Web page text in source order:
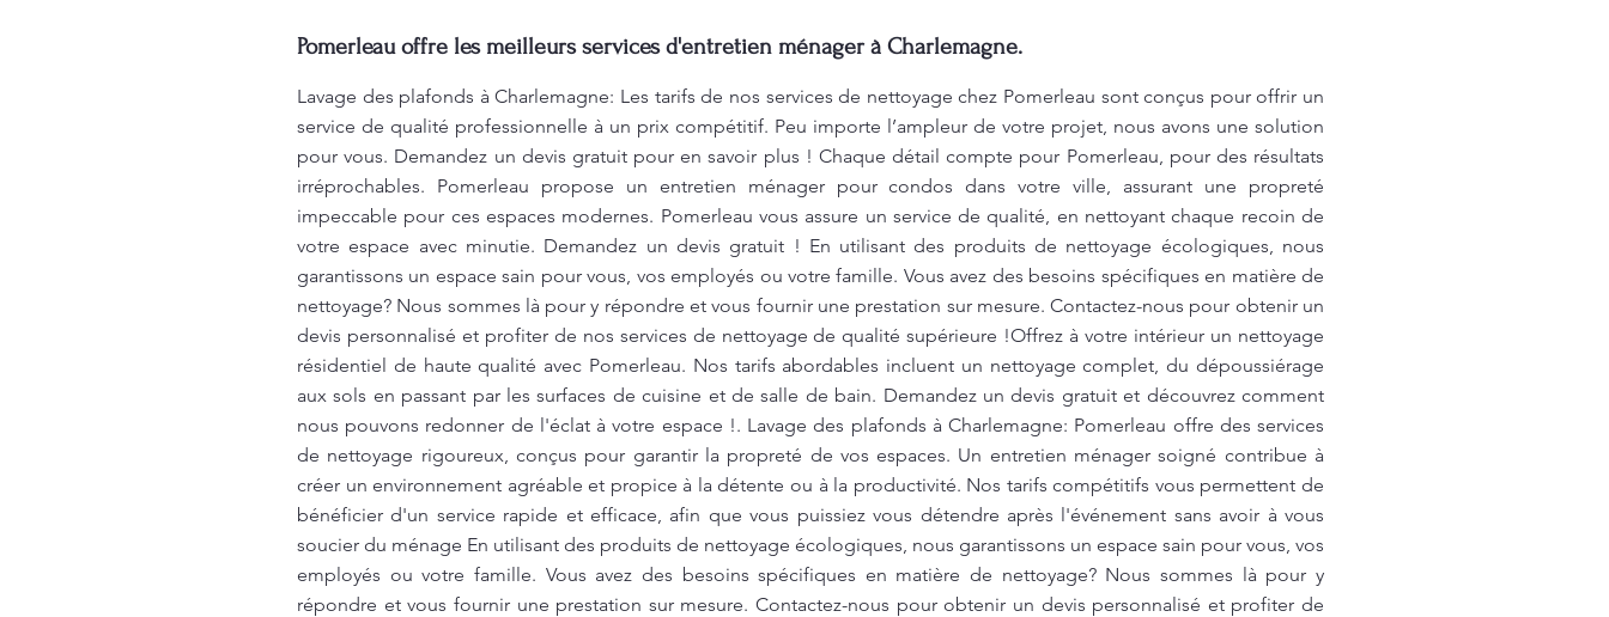
Pomerleau offre les meilleurs services d'entretien ménager à Charlemagne.
Lavage des plafonds à Charlemagne: Les tarifs de nos services de nettoyage chez Pomerleau sont conçus pour offrir un
service de qualité professionnelle à un prix compétitif. Peu importe l’ampleur de votre projet, nous avons une solution
pour vous. Demandez un devis gratuit pour en savoir plus ! Chaque détail compte pour Pomerleau, pour des résultats
irréprochables. Pomerleau propose un entretien ménager pour condos dans votre ville, assurant une propreté
impeccable pour ces espaces modernes. Pomerleau vous assure un service de qualité, en nettoyant chaque recoin de
votre espace avec minutie. Demandez un devis gratuit ! En utilisant des produits de nettoyage écologiques, nous
garantissons un espace sain pour vous, vos employés ou votre famille. Vous avez des besoins spécifiques en matière de
nettoyage? Nous sommes là pour y répondre et vous fournir une prestation sur mesure. Contactez-nous pour obtenir un
devis personnalisé et profiter de nos services de nettoyage de qualité supérieure !Offrez à votre intérieur un nettoyage
résidentiel de haute qualité avec Pomerleau. Nos tarifs abordables incluent un nettoyage complet, du dépoussiérage
aux sols en passant par les surfaces de cuisine et de salle de bain. Demandez un devis gratuit et découvrez comment
nous pouvons redonner de l'éclat à votre espace !. Lavage des plafonds à Charlemagne: Pomerleau offre des services
de nettoyage rigoureux, conçus pour garantir la propreté de vos espaces. Un entretien ménager soigné contribue à
créer un environnement agréable et propice à la détente ou à la productivité. Nos tarifs compétitifs vous permettent de
bénéficier d'un service rapide et efficace, afin que vous puissiez vous détendre après l'événement sans avoir à vous
soucier du ménage En utilisant des produits de nettoyage écologiques, nous garantissons un espace sain pour vous, vos
employés ou votre famille. Vous avez des besoins spécifiques en matière de nettoyage? Nous sommes là pour y
répondre et vous fournir une prestation sur mesure. Contactez-nous pour obtenir un devis personnalisé et profiter de